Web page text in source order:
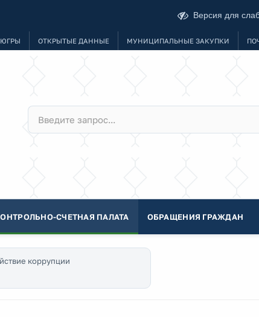
Версия для
ОТКРЫТЫЕ ДАННЫЕ МУНИЦИПАЛЬНЫЕ ЗАКУПКИ
СЧЕТНАЯ ПАЛАТА ОБРАЩЕНИЯ ГРАЖДАН
коррупции